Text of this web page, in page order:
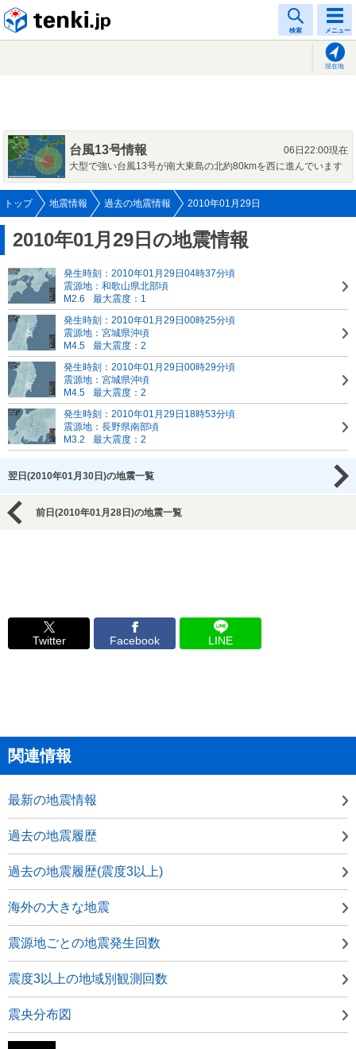
検索 メニュー
現在地
台風13号情報
06日22:00現在
大型で強い台風13号が南大東島の北約80kmを西に進んでいます
トップ 地震情報 過去の地震情報 2010年01月29日
2010年01月29日の地震情報
発生時刻：2010年01月29日04時37分頃
震源地：和歌山県北部頃
M2.6
最大震度：1
発生時刻：2010年01月29日00時25分頃
震源地：宮城県沖頃
M4.5
最大震度：2
発生時刻：2010年01月29日00時29分頃
震源地：宮城県沖頃
M4.5
最大震度：2
発生時刻：2010年01月29日18時53分頃
震源地：長野県南部頃
M3.2
最大震度：2
翌日(2010年01月30日)の地震一覧
前日(2010年01月28日)の地震一覧
Twitter Facebook LINE
関連情報
最新の地震情報
過去の地震履歴
過去の地震履歴(震度3以上)
海外の大きな地震
震源地ごとの地震発生回数
震度3以上の地域別観測回数
震央分布図